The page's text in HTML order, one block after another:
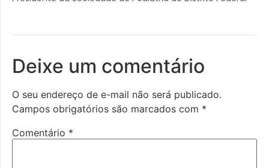
Deixe um comentário
O seu endereço de e-mail não será publicado.
Campos obrigatórios são marcados com *
Comentário *